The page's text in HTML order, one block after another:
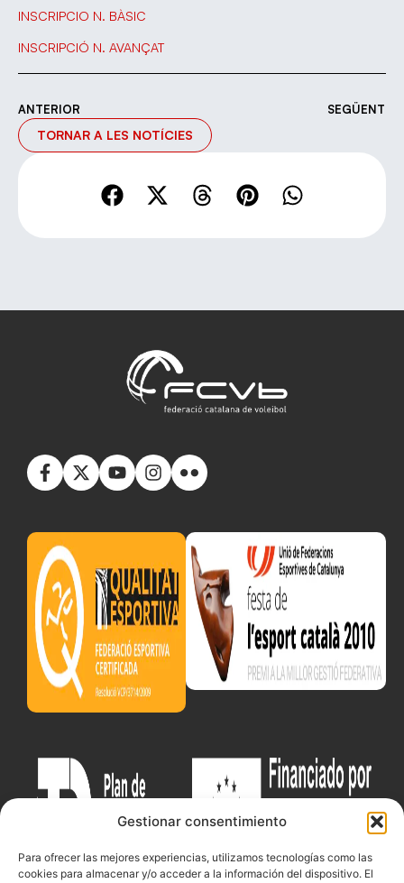
Gestionar consentimiento
Para ofrecer las mejores experiencias, utilizamos tecnologías como las
cookies para almacenar y/o acceder a la información del dispositivo. El
INSCRIPCIO N. BÀSIC
INSCRIPCIÓ N. AVANÇAT
ANTERIOR SEGÜENT
TORNAR A LES NOTÍCIES